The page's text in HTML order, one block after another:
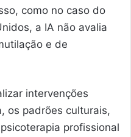
como no caso do
a IA não avalia
e de
intervenções
os padrões culturais,
profissional